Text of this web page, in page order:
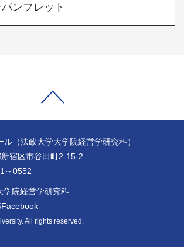
ンフレット
（法政大学大学院経営学研究科）
宿区市谷田町2-15-2
～0552
学院経営学研究科
All rights reserved.